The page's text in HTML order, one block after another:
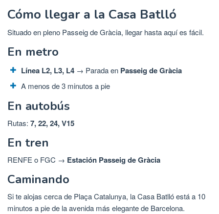
Cómo llegar a la Casa Batlló
Situado en pleno Passeig de Gràcia, llegar hasta aquí es fácil.
En metro
Línea L2, L3, L4 → Parada en Passeig de Gràcia
A menos de 3 minutos a pie
En autobús
Rutas: 7, 22, 24, V15
En tren
RENFE o FGC → Estación Passeig de Gràcia
Caminando
Si te alojas cerca de Plaça Catalunya, la Casa Batlló está a 10
minutos a pie de la avenida más elegante de Barcelona.